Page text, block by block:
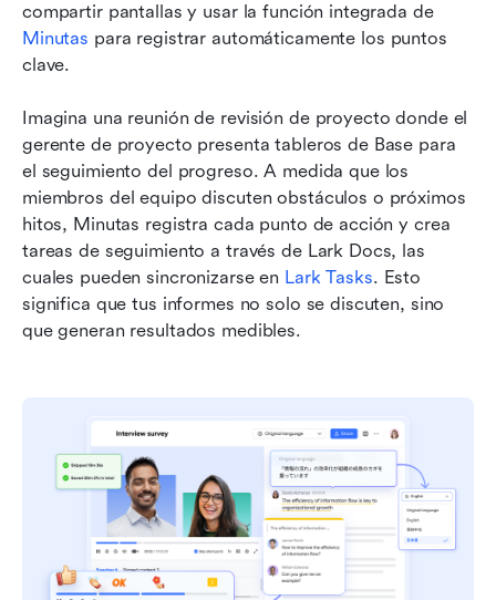
compartir pantallas y usar la función integrada de
Minutas para registrar automáticamente los puntos
clave.
Imagina una reunión de revisión de proyecto donde el
gerente de proyecto presenta tableros de Base para
el seguimiento del progreso. A medida que los
miembros del equipo discuten obstáculos o próximos
hitos, Minutas registra cada punto de acción y crea
tareas de seguimiento a través de Lark Docs, las
cuales pueden sincronizarse en Lark Tasks. Esto
significa que tus informes no solo se discuten, sino
que generan resultados medibles.